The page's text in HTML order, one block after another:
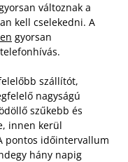
változnak a
kell cselekedni. A
gyorsan
szállítót,
nagyságú
szűkebb és
innen kerül
pontos időintervallum
hány napig